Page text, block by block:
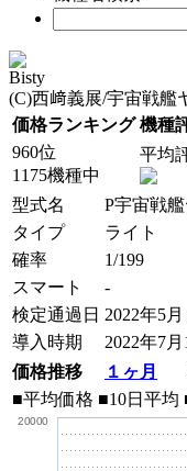
Bisty
(C)西﨑義展/宇宙戦艦
価格ランキング 機種
960位
1175機種中
平均
型式名
P宇宙戦
タイプ
ライト
確率
1/199
スマート
-
検定通過日 2022年5
導入時期
2022年7月
価格推移
１ヶ月
■平均価格 ■10日平均
20000